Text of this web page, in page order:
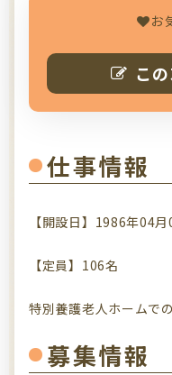
お
こ
仕事情報
【開設日】1986年04月
【定員】106名
特別養護老人ホームで
募集情報